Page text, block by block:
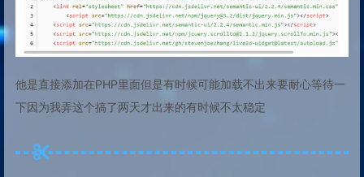
他是直接添加在PHP里面但是有时候可能加载不出来要耐心等待一
下因为我弄这个搞了两天才出来的有时候不太稳定